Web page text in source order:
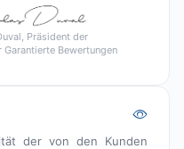
Präsident der
Bewertungen
der von den Kunden